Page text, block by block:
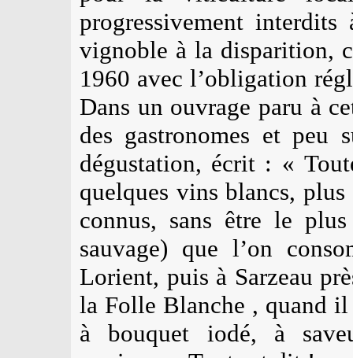
progressivement
vignoble à la disparition,
1960 avec l’obligation
Dans un ouvrage paru à
des gastronomes et peu
dégustation, écrit : «
quelques vins blancs,
connus, sans être le
sauvage) que l’on
Lorient, puis à Sarzeau
la Folle Blanche , quand il
à bouquet iodé, à